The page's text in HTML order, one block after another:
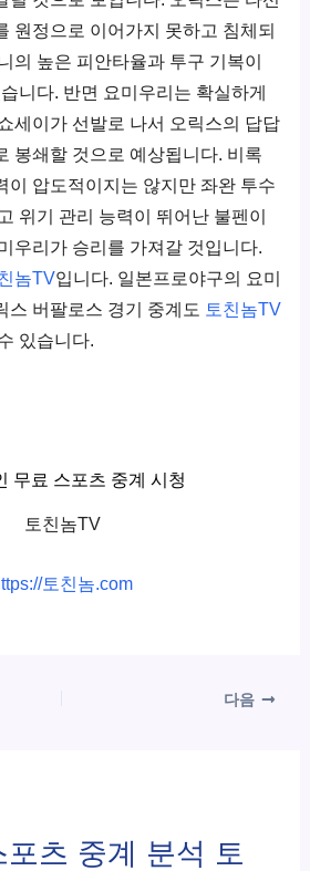
원정으로 이어가지 못하고 침체되
의 높은 피안타율과 투구 기복이
니다. 반면 요미우리는 확실하게
세이가 선발로 나서 오릭스의 답답
봉쇄할 것으로 예상됩니다. 비록
이 압도적이지는 않지만 좌완 투수
위기 관리 능력이 뛰어난 불펜이
우리가 승리를 가져갈 것입니다.
놈TV입니다. 일본프로야구의 요미
스 버팔로스 경기 중계도 토친놈TV
있습니다.
무료 스포츠 중계 시청
토친놈TV
토친놈.com
다음
포츠 중계 분석 토